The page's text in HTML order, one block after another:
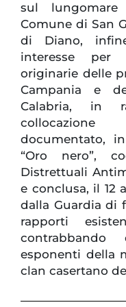
sul
Comune di San
di Diano,
interesse per
originarie delle
Campania e
Calabria, in
documentato,
“Oro nero”,
Distrettuali
e conclusa, il 12
dalla Guardia di
rapporti
esponenti della
clan casertano